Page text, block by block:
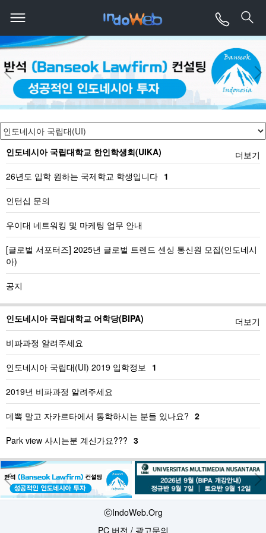
인도네시아 국립대학교 한인학생회(UIKA)
26년도 입학 원하는 국제학교 학생입니다 1
인턴십 문의
우이대 네트워킹 및 마케팅 업무 안내
[글로벌 서포터즈] 2025년 글로벌 트렌드 센싱 통신원 모집(인도네시
아)
공지
더보기
인도네시아 국립대학교 어학당(BIPA)
비파과정 알려주세요
인도네시아 국립대(UI) 2019 입학정보 1
2019년 비파과정 알려주세요
데뽁 말고 자카르타에서 통학하시는 분들 있나요? 2
Park view 사시는분 계신가요??? 3
더보기
ⓒIndoWeb.Org
PC 버전 / 광고문의